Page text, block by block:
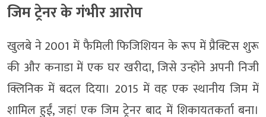
जिम ट्रेनर के गंभीर आरोप
खुलबे ने 2001 में फैमिली फिजिशियन के रूप में प्रैक्टिस शुरू
की और कनाडा में एक घर खरीदा, जिसे उन्होंने अपनी निजी
क्लिनिक में बदल दिया। 2015 में वह एक स्थानीय जिम में
शामिल हुईं, जहां एक जिम ट्रेनर बाद में शिकायतकर्ता बना।